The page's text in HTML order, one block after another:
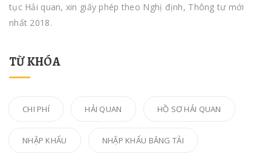
tục Hải quan, xin giấy phép theo Nghị định, Thông tư mới
nhất 2018.
TỪ KHÓA
CHI PHÍ HẢI QUAN HỒ SƠ HẢI QUAN
NHẬP KHẨU NHẬP KHẨU BĂNG TẢI